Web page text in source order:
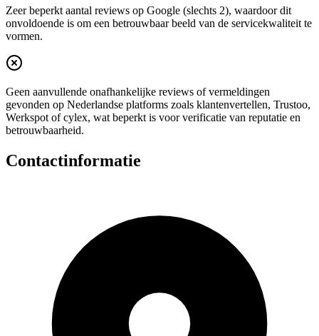
Zeer beperkt aantal reviews op Google (slechts 2), waardoor dit
onvoldoende is om een betrouwbaar beeld van de servicekwaliteit te
vormen.
Geen aanvullende onafhankelijke reviews of vermeldingen
gevonden op Nederlandse platforms zoals klantenvertellen, Trustoo,
Werkspot of cylex, wat beperkt is voor verificatie van reputatie en
betrouwbaarheid.
Contactinformatie